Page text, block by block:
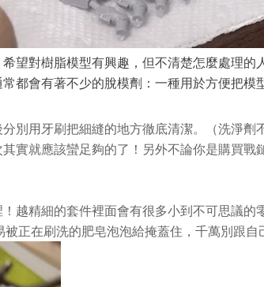
對樹脂模型有興趣，但不清楚怎麼處理的
會有著不少的脫模劑：一種用於方便把模
別用牙刷把細縫的地方徹底清潔。（洗淨
實就應該蠻足夠的了！另外不論你是購買
越精細的套件裡面會有很多小到不可思議
正在刷洗的肥皂泡泡給掩蓋住，千萬別跟自